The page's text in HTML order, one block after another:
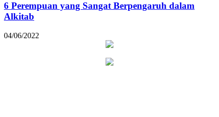
6 Perempuan yang Sangat Berpengaruh dalam
Alkitab
04/06/2022